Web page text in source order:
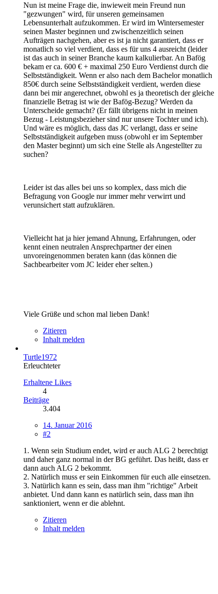
Nun ist meine Frage die, inwieweit mein Freund nun
"gezwungen" wird, für unseren gemeinsamen
Lebensunterhalt aufzukommen. Er wird im Wintersemester
seinen Master beginnen und zwischenzeitlich seinen
Aufträgen nachgehen, aber es ist ja nicht garantiert, dass er
monatlich so viel verdient, dass es für uns 4 ausreicht (leider
ist das auch in seiner Branche kaum kalkulierbar. An Bafög
bekam er ca. 600 € + maximal 250 Euro Verdienst durch die
Selbstständigkeit. Wenn er also nach dem Bachelor monatlich
850€ durch seine Selbstständigkeit verdient, werden diese
dann bei mir angerechnet, obwohl es ja theoretisch der gleiche
finanzielle Betrag ist wie der Bafög-Bezug? Werden da
Unterscheide gemacht? (Er fällt übrigens nicht in meinen
Bezug - Leistungsbezieher sind nur unsere Tochter und ich).
Und wäre es möglich, dass das JC verlangt, dass er seine
Selbstständigkeit aufgeben muss (obwohl er im September
den Master beginnt) um sich eine Stelle als Angestellter zu
suchen?
Leider ist das alles bei uns so komplex, dass mich die
Befragung von Google nur immer mehr verwirrt und
verunsichert statt aufzuklären.
Vielleicht hat ja hier jemand Ahnung, Erfahrungen, oder
kennt einen neutralen Ansprechpartner der einen
unvoreingenommen beraten kann (das können die
Sachbearbeiter vom JC leider eher selten.)
Viele Grüße und schon mal lieben Dank!
Zitieren
Inhalt melden
Turtle1972
Erleuchteter
Erhaltene Likes
4
Beiträge
3.404
14. Januar 2016
#2
1. Wenn sein Studium endet, wird er auch ALG 2 berechtigt
und daher ganz normal in der BG geführt. Das heißt, dass er
dann auch ALG 2 bekommt.
2. Natürlich muss er sein Einkommen für euch alle einsetzen.
3. Natürlich kann es sein, dass man ihm "richtige" Arbeit
anbietet. Und dann kann es natürlich sein, dass man ihn
sanktioniert, wenn er die ablehnt.
Zitieren
Inhalt melden